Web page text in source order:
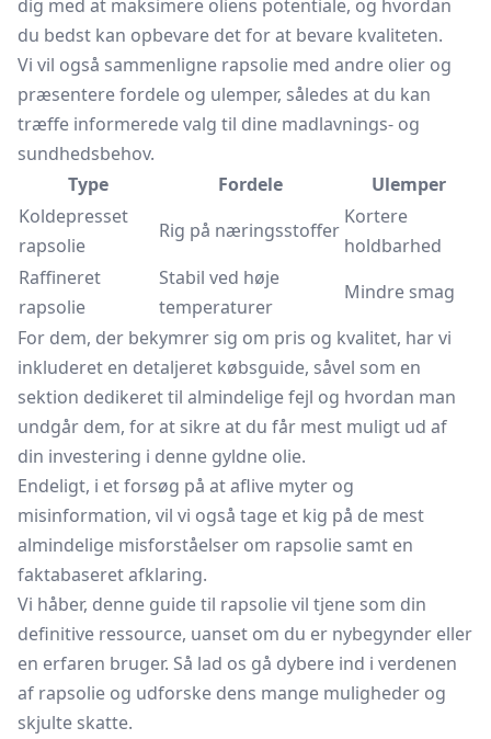
dig med at maksimere oliens potentiale, og hvordan
du bedst kan opbevare det for at bevare kvaliteten.
Vi vil også sammenligne rapsolie med andre olier og
præsentere fordele og ulemper, således at du kan
træffe informerede valg til dine madlavnings- og
sundhedsbehov.
Type
Fordele
Ulemper
Koldepresset
rapsolie
Rig på næringsstoffer
Kortere
holdbarhed
Raffineret
rapsolie
Stabil ved høje
temperaturer
Mindre smag
For dem, der bekymrer sig om pris og kvalitet, har vi
inkluderet en detaljeret købsguide, såvel som en
sektion dedikeret til almindelige fejl og hvordan man
undgår dem, for at sikre at du får mest muligt ud af
din investering i denne gyldne olie.
Endeligt, i et forsøg på at aflive myter og
misinformation, vil vi også tage et kig på de mest
almindelige misforståelser om rapsolie samt en
faktabaseret afklaring.
Vi håber, denne guide til rapsolie vil tjene som din
definitive ressource, uanset om du er nybegynder eller
en erfaren bruger. Så lad os gå dybere ind i verdenen
af rapsolie og udforske dens mange muligheder og
skjulte skatte.